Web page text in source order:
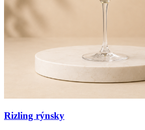
Rizling rýnsky